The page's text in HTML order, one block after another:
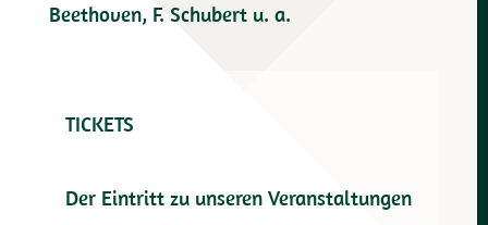
Beethoven, F. Schubert u. a.
TICKETS
Der Eintritt zu unseren Veranstaltungen